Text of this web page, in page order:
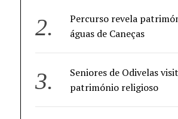
Percurso revela
águas de Caneças
Seniores de Odivelas
património religioso